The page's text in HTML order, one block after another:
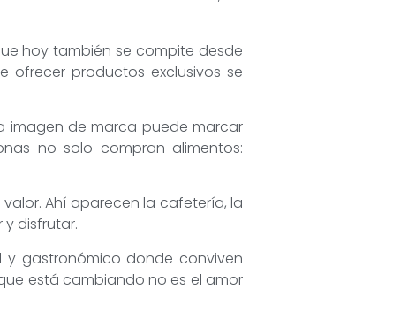
hoy también se compite desde
ofrecer productos exclusivos se
imagen de marca puede marcar
no solo compran alimentos:
Ahí aparecen la cafetería, la
disfrutar.
gastronómico donde conviven
está cambiando no es el amor